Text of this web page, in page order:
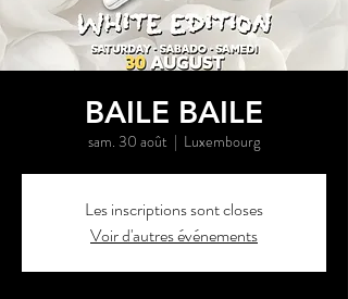
BAILE BAILE
sam. 30 août
  |
Luxembourg
Les inscriptions sont closes
Voir d'autres événements